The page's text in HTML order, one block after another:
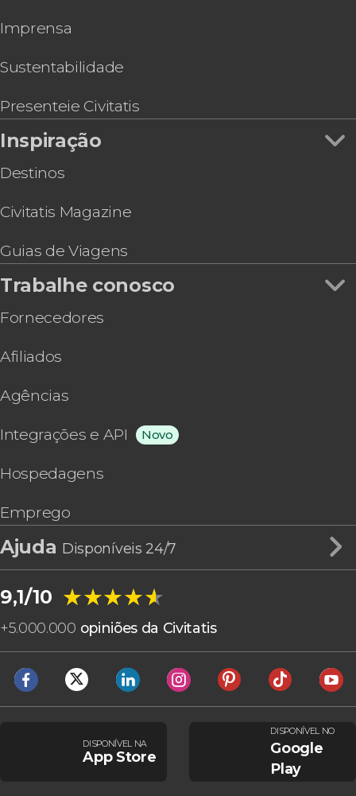
Tour de quadriciclo em Bonito
snorkel
Imprensa
Sustentabilidade
Presenteie Civitatis
Inspiração
Destinos
Civitatis Magazine
Guias de Viagens
Trabalhe conosco
Fornecedores
Afiliados
Agências
Integrações e API Novo
Hospedagens
Emprego
Ajuda Disponíveis 24/7
9,1/10 ★★★★★
★★★★★
+5.000.000 opiniões da Civitatis
DISPONÍVEL NA
App Store
DISPONÍVEL NO
Google
Play